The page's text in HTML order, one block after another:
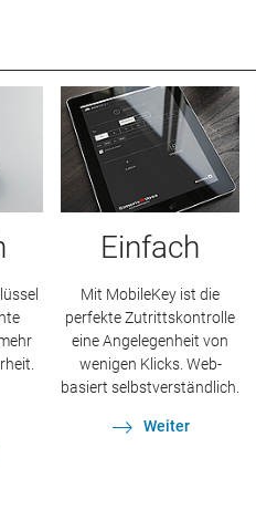
Einfach
Mit MobileKey ist die
perfekte Zutrittskontrolle
eine Angelegenheit von
wenigen Klicks. Web-
basiert selbstverständlich.
Weiter